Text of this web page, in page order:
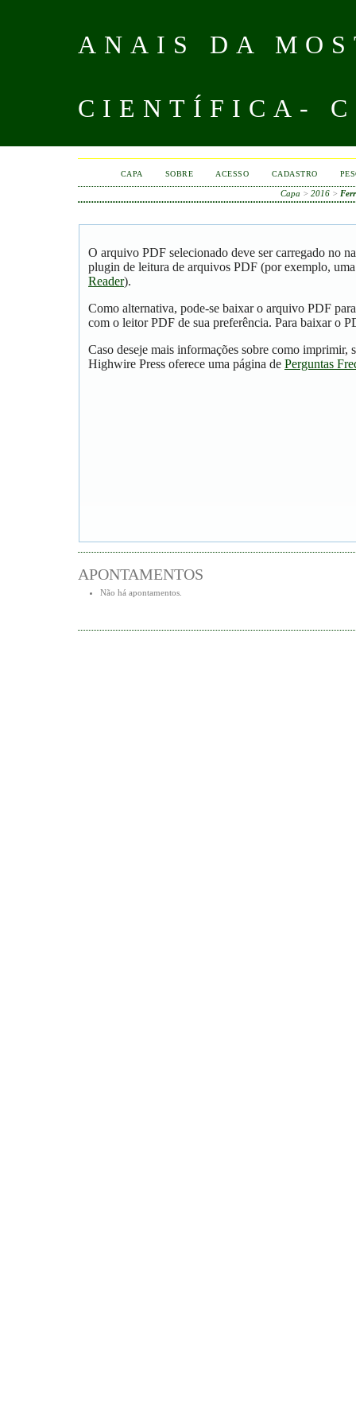
ANAIS DA
CIENTÍFICA-
CAPA SOBRE ACESSO CADASTRO
Capa >2016 >
O arquivo PDF selecionado deve ser carregado no
plugin de leitura de arquivos PDF (por exemplo,
Reader).
Como alternativa, pode-se baixar o arquivo PDF
com o leitor PDF de sua preferência. Para baixar o
Caso deseje mais informações sobre como imprimir,
Highwire Press oferece uma página de Perguntas
APONTAMENTOS
Não há apontamentos.